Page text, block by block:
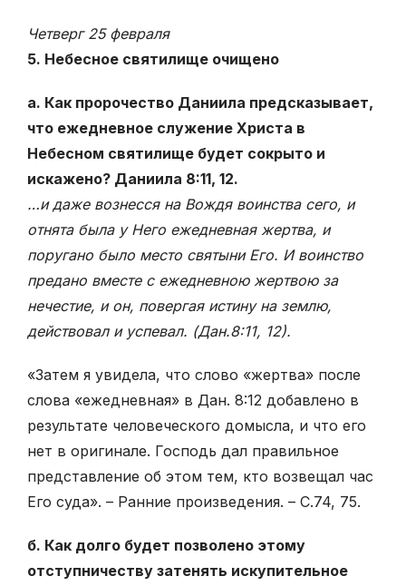
Четверг 25 февраля
5. Небесное святилище очищено
а. Как пророчество Даниила предсказывает,
что ежедневное служение Христа в
Небесном святилище будет сокрыто и
искажено? Даниила 8:11, 12.
…и даже вознесся на Вождя воинства сего, и
отнята была у Него ежедневная жертва, и
поругано было место святыни Его. И воинство
предано вместе с ежедневною жертвою за
нечестие, и он, повергая истину на землю,
действовал и успевал. (Дан.8:11, 12).
«Затем я увидела, что слово «жертва» после
слова «ежедневная» в Дан. 8:12 добавлено в
результате человеческого домысла, и что его
нет в оригинале. Господь дал правильное
представление об этом тем, кто возвещал час
Его суда». – Ранние произведения. – С.74, 75.
б. Как долго будет позволено этому
отступничеству затенять искупительное